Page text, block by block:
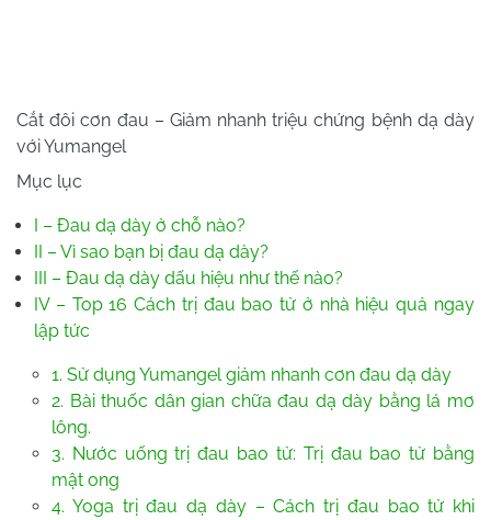
Cắt đôi cơn đau – Giảm nhanh triệu chứng bệnh dạ dày
với Yumangel
Mục lục
I – Đau dạ dày ở chỗ nào?
II – Vì sao bạn bị đau dạ dày?
III – Đau dạ dày dấu hiệu như thế nào?
IV – Top 16 Cách trị đau bao tử ở nhà hiệu quả ngay
lập tức
1. Sử dụng Yumangel giảm nhanh cơn đau dạ dày
2. Bài thuốc dân gian chữa đau dạ dày bằng lá mơ
lông.
3. Nước uống trị đau bao tử: Trị đau bao tử bằng
mật ong
4. Yoga trị đau dạ dày – Cách trị đau bao tử khi